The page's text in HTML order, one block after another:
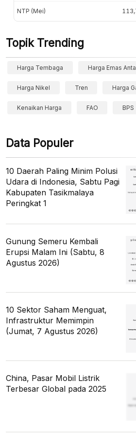
NTP (Mei)
Topik Trending
Harga Tembaga Harga Emas
Harga Nikel Tren Harga
Kenaikan Harga FAO BPS
Data Populer
10 Daerah Paling Minim Polusi
Udara di Indonesia, Sabtu Pagi
Kabupaten Tasikmalaya
Peringkat 1
Gunung Semeru Kembali
Erupsi Malam Ini (Sabtu, 8
Agustus 2026)
10 Sektor Saham Menguat,
Infrastruktur Memimpin
(Jumat, 7 Agustus 2026)
China, Pasar Mobil Listrik
Terbesar Global pada 2025